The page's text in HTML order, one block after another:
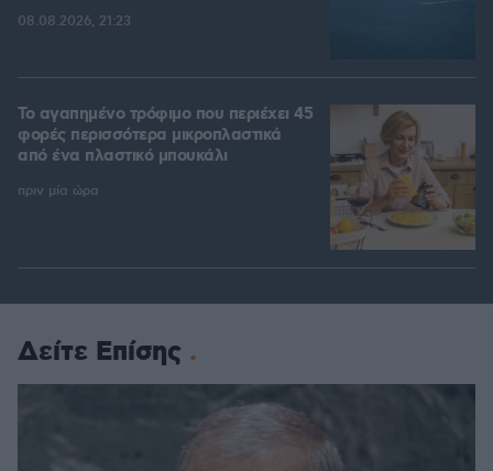
08.08.2026, 21:23
Το αγαπημένο τρόφιμο που περιέχει 45
φορές περισσότερα μικροπλαστικά
από ένα πλαστικό μπουκάλι
πριν μία ώρα
Δείτε Επίσης